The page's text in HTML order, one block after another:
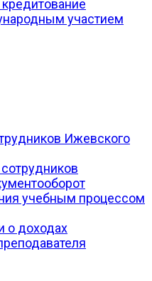
участием
Ижевского
учебным процессом
о доходах